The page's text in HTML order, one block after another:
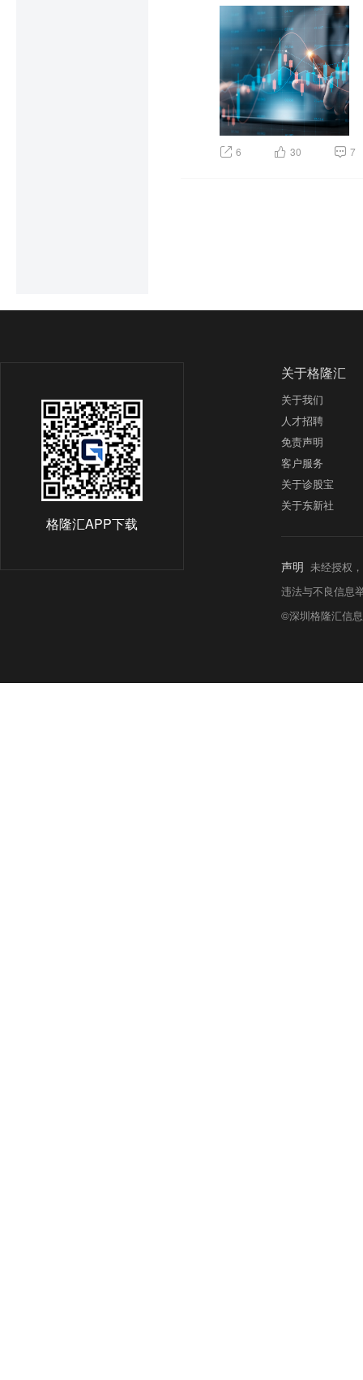
6 30 7
格隆汇APP下载
关于格隆汇
关于我们
人才招聘
免责声明
客户服务
关于诊股宝
关于东新社
声明 未经授权
违法与不良信息
©深圳格隆汇信